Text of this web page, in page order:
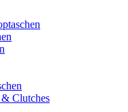
Clutches